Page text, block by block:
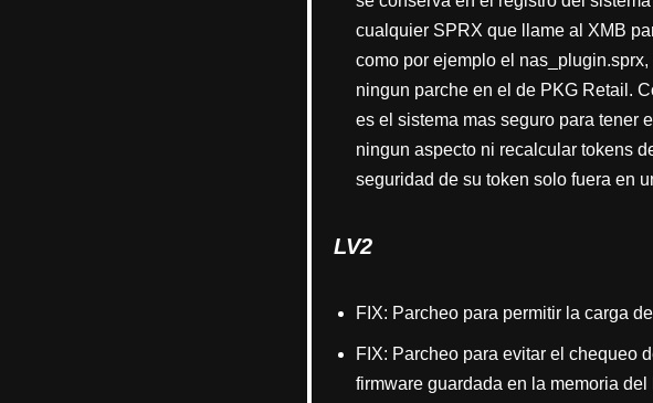
cualquier SPRX que llame al XMB
como por ejemplo el
ningun parche en el de PKG Retail.
es el sistema mas seguro para tener
ningun aspecto ni recalcular tokens
seguridad de su token solo fuera en
LV2
FIX: Parcheo para permitir la carga
FIX: Parcheo para evitar el chequeo
firmware guardada en la memoria